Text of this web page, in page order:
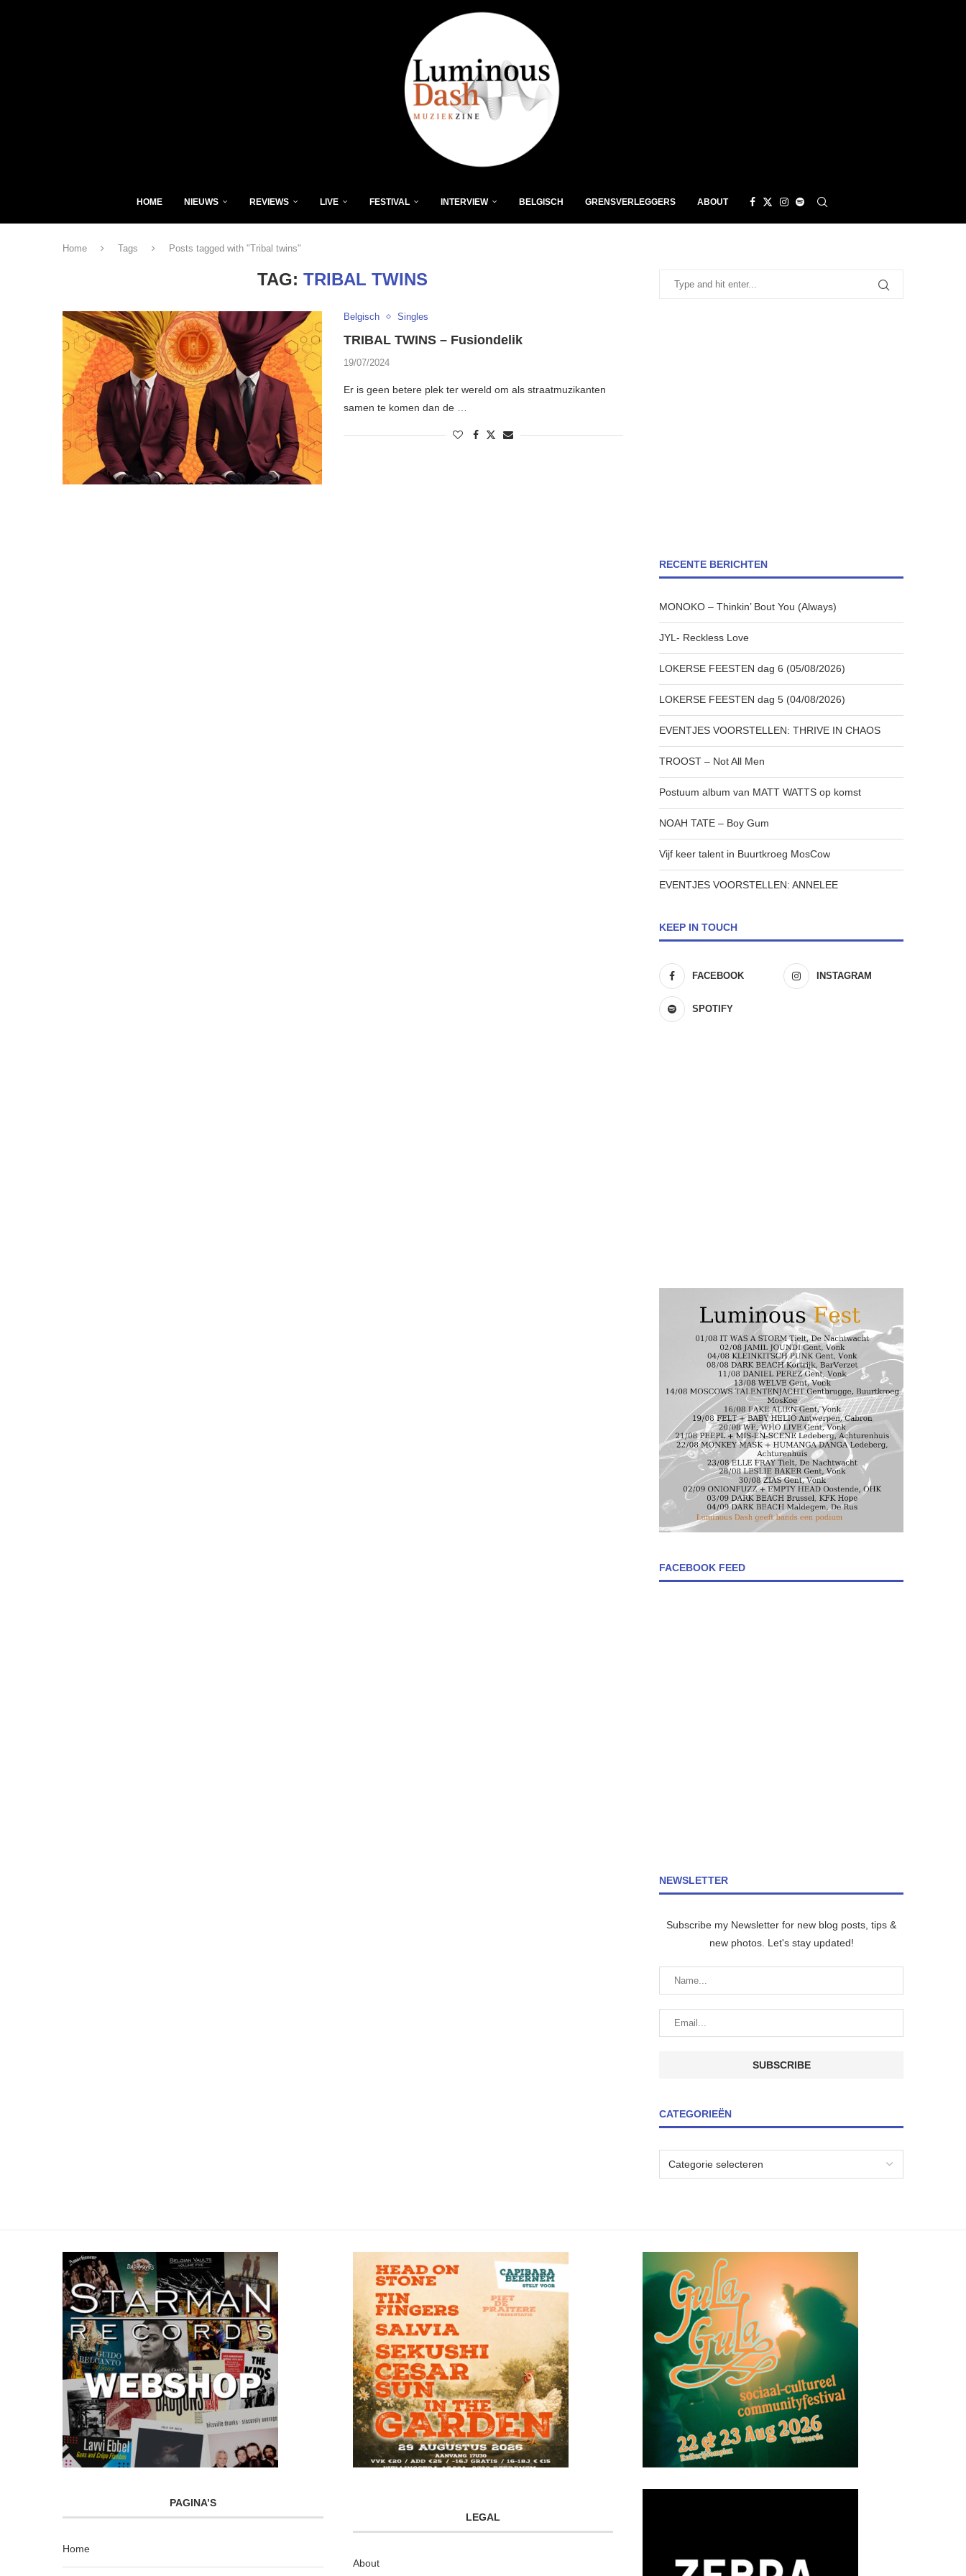
HOME NIEUWS REVIEWS LIVE FESTIVAL INTERVIEW BELGISCH GRENSVERLEGGERS ABOUT
Home Tags Posts tagged with "Tribal twins"
TAG:TRIBAL TWINS
Belgisch Singles
TRIBAL TWINS – Fusiondelik
19/07/2024
Er is geen betere plek ter wereld om als straatmuzikanten
samen te komen dan de …
RECENTE BERICHTEN
MONOKO – Thinkin’ Bout You (Always)
JYL- Reckless Love
LOKERSE FEESTEN dag 6 (05/08/2026)
LOKERSE FEESTEN dag 5 (04/08/2026)
EVENTJES VOORSTELLEN: THRIVE IN CHAOS
TROOST – Not All Men
Postuum album van MATT WATTS op komst
NOAH TATE – Boy Gum
Vijf keer talent in Buurtkroeg MosCow
EVENTJES VOORSTELLEN: ANNELEE
KEEP IN TOUCH
FACEBOOK INSTAGRAM
SPOTIFY
FACEBOOK FEED
NEWSLETTER
Subscribe my Newsletter for new blog posts, tips &
new photos. Let's stay updated!
CATEGORIEËN
PAGINA’S
Home
LEGAL
About